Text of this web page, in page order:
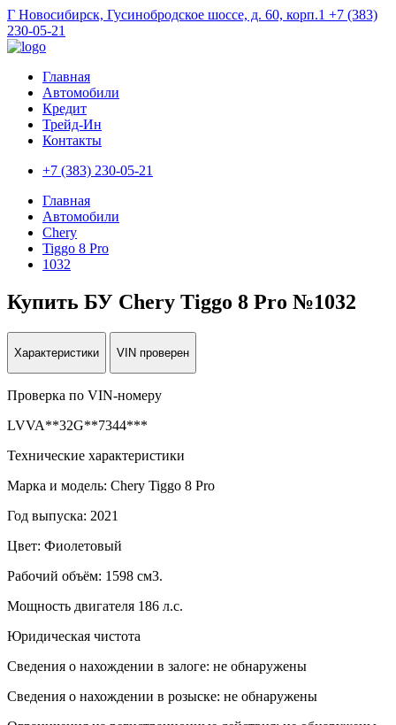
Г Новосибирск, Гусинобродское шоссе, д. 60, корп.1 +7 (383)
230-05-21
Главная
Автомобили
Кредит
Трейд-Ин
Контакты
+7 (383) 230-05-21
Главная
Автомобили
Chery
Tiggo 8 Pro
1032
Купить БУ Chery Tiggo 8 Pro №1032
Характеристики VIN проверен
Проверка по VIN-номеру
LVVA**32G**7344***
Технические характеристики
Марка и модель: Chery Tiggo 8 Pro
Год выпуска: 2021
Цвет: Фиолетовый
Рабочий объём: 1598 см3.
Мощность двигателя 186 л.с.
Юридическая чистота
Сведения о нахождении в залоге: не обнаружены
Сведения о нахождении в розыске: не обнаружены